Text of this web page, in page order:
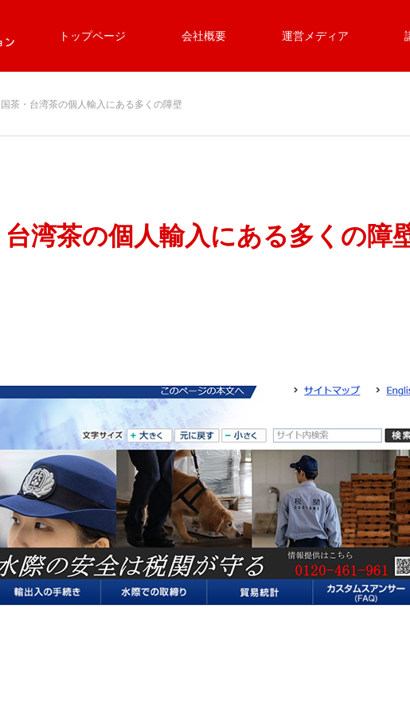
トップページ 会社概要 運営メディア
茶・台湾茶の個人輸入にある多くの障壁
湾茶の個人輸入にある多くの障